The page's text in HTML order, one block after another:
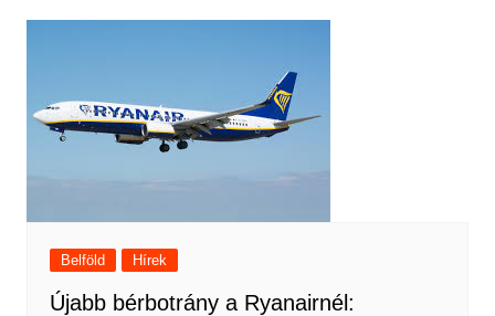
Belföld Hírek
Újabb bérbotrány a Ryanairnél: